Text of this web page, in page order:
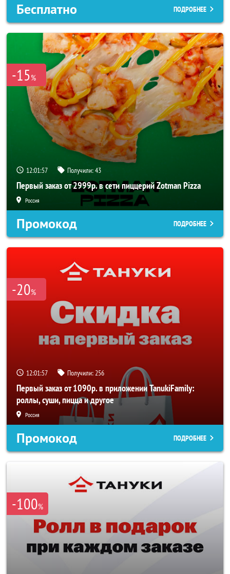
Бесплатно ПОДРОБНЕЕ
-15%
12:01:56 Получили:43
Первый заказ от 2999р. в сети пиццерий Zotman Pizza
Россия
Промокод ПОДРОБНЕЕ
-20%
12:01:56 Получили:256
Первый заказ от 1090р. в приложении TanukiFamily:
роллы, суши, пицца и другое
Россия
Промокод ПОДРОБНЕЕ
-100%